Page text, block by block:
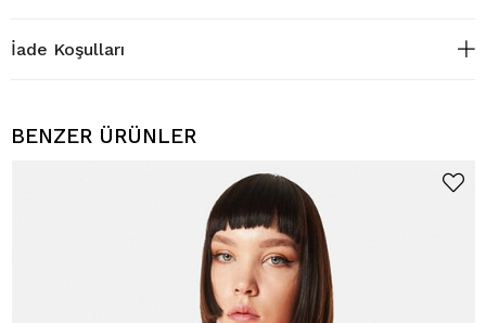
İade Koşulları
BENZER ÜRÜNLER